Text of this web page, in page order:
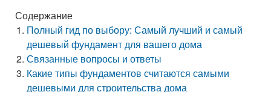
Содержание
Полный гид по выбору: Самый лучший и самый
дешевый фундамент для вашего дома
Связанные вопросы и ответы
Какие типы фундаментов считаются самыми
дешевыми для строительства дома